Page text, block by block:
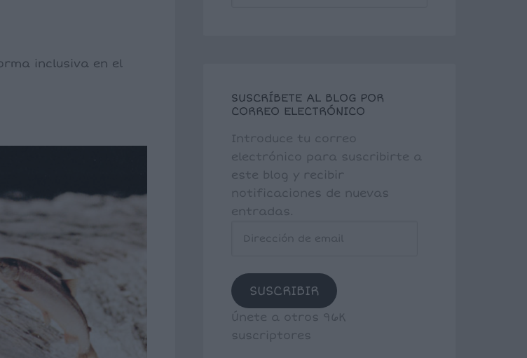
inclusiva en el
SUSCRÍBETE AL BLOG POR
CORREO ELECTRÓNICO
Introduce tu correo
electrónico para suscribirte a
este blog y recibir
notificaciones de nuevas
entradas.
SUSCRIBIR
Únete a otros 96K
suscriptores